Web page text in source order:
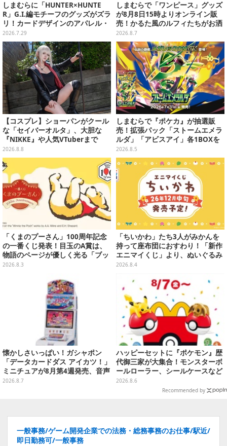
しまむらに「HUNTER×HUNTE
R」G.I.編モチーフのグッズがズラ
リ！カードデザインのアパレル・
雑貨、ゴレイヌの「オレが3人分
になる…」も
2026.7.29
しまむらで「ワンピース」グッズ
が8月8日15時よりオンライン販
売！かるた風のルフィたちがお洒
落なバッグや、チョッパーが可愛
いサンダルも
2026.8.7
【コスプレ】ショーパンがクール
な「セイバーオルタ」、大胆な
『NIKKE』や人気VTuberまで
「アコスタ池袋」美女レイヤーま
とめ
2026.8.8
しまむらで『ポケカ』が抽選販
売！拡張パック「ストームエメラ
ルダ」「アビスアイ」各1BOXを
ラインナップ
2026.8.5
「くまのプーさん」100周年記念
の一番くじ発表！目玉のA賞は、
物語のページが優しく光る「ブッ
クシェイプドライト」
2026.8.3
「ちいかわ」たち3人がみかんを
持って座布団におすわり！「新作
エニマイくじ」より、ぬいぐるみ
画像が初公開
2026.8.4
懐かしさいっぱい！ガシャポン
「データカードダス アイカツ！」
ミニチュアが8月第4週発売、音声
が流れる特別仕様も当たる
2026.8.7
ハッピーセットに『ポケモン』歴
代御三家が大集合！モンスターボ
ールローラー、シールケースなど
全12種
2026.8.6
Recommended by
一般事務/ゲーム開発企業での法務・総務事務のお仕事/駅近/
即日勤務可/一般事務